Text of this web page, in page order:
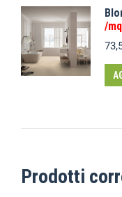
/
Prodotti